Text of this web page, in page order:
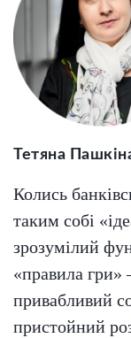
Тетяна
Колись
таким собі
зрозумілий
«правила гри»
привабливий
пристойний